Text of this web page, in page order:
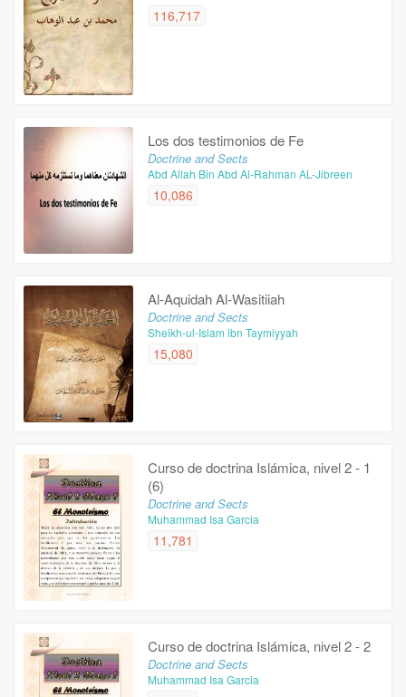
116,717
Los dos testimonios de Fe
Doctrine and Sects
Abd Allah Bin Abd Al-Rahman AL-Jibreen
10,086
Al-Aquidah Al-Wasitiiah
Doctrine and Sects
Sheikh-ul-Islam ibn Taymiyyah
15,080
Curso de doctrina Islámica, nivel 2 - 1
(6)
Doctrine and Sects
Muhammad Isa Garcia
11,781
Curso de doctrina Islámica, nivel 2 - 2
Doctrine and Sects
Muhammad Isa Garcia